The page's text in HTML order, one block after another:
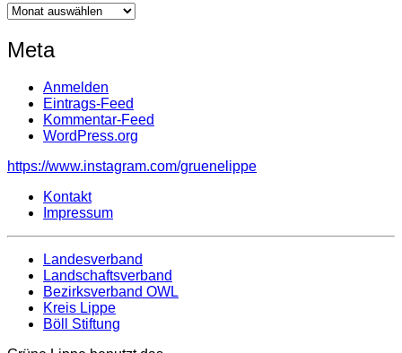
Archiv
Meta
Anmelden
Eintrags-Feed
Kommentar-Feed
WordPress.org
https://www.instagram.com/gruenelippe
Kontakt
Impressum
Landesverband
Landschaftsverband
Bezirksverband OWL
Kreis Lippe
Böll Stiftung